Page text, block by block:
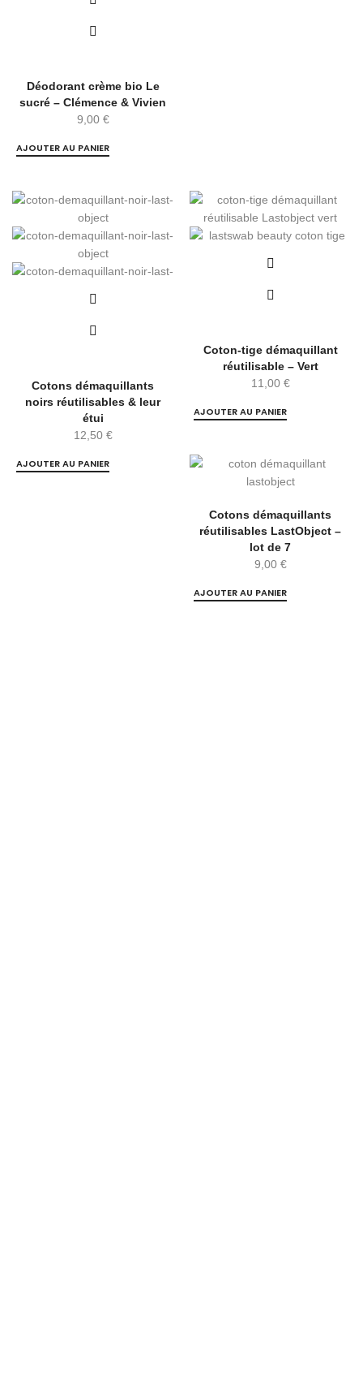
Déodorant crème bio Le
sucré – Clémence & Vivien
9,00 €
AJOUTER AU PANIER
Cotons démaquillants
noirs réutilisables & leur
étui
12,50 €
AJOUTER AU PANIER
Coton-tige démaquillant
réutilisable – Vert
11,00 €
AJOUTER AU PANIER
Cotons démaquillants
réutilisables LastObject –
lot de 7
9,00 €
AJOUTER AU PANIER